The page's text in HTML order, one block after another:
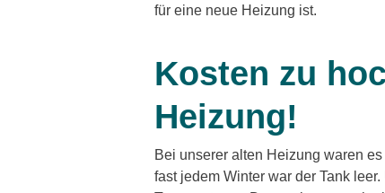
für eine neue Heizung ist.
Kosten zu
Heizung!
Bei unserer alten Heizung waren
fast jedem Winter war der Tank